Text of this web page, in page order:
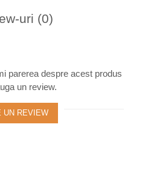
uri (0)
parerea despre acest produs
un review.
UN REVIEW